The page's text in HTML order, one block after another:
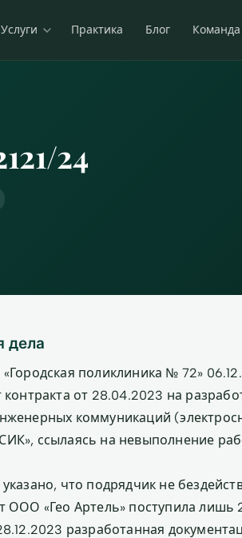
Услуги Практика Блог Команда
24
дела
поликлиника № 72»
контракта от 28.04.2023 на
коммуникаций
ссылаясь на невыполнение
что подрядчик не
ООО «Гео Артель» поступила лишь
разработанная